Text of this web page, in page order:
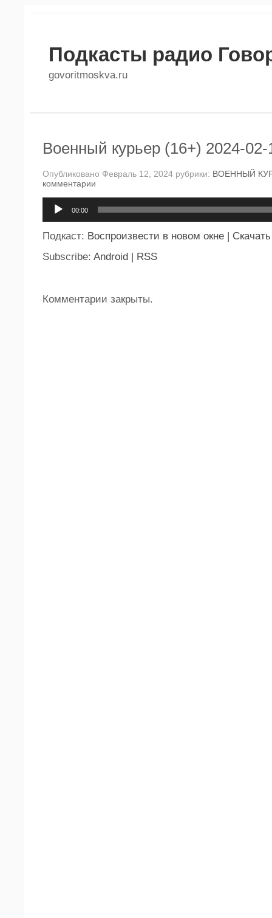
Подкасты радио
govoritmoskva.ru
Военный курьер (16+) 2024-02-
Опубликовано Февраль 12, 2024 рубрики: ВОЕННЫЙ
комментарии
00:00
Подкаст: Воспроизвести в новом окне | Скачать
Subscribe: Android | RSS
Комментарии закрыты.